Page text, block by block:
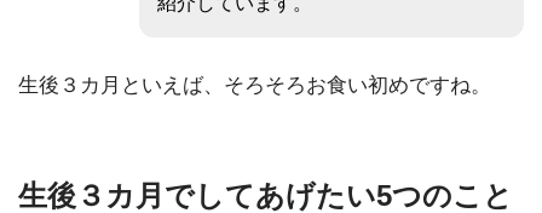
生後３カ月といえば、そろそろお食い初めですね。
生後３カ月でしてあげたい5つのこと